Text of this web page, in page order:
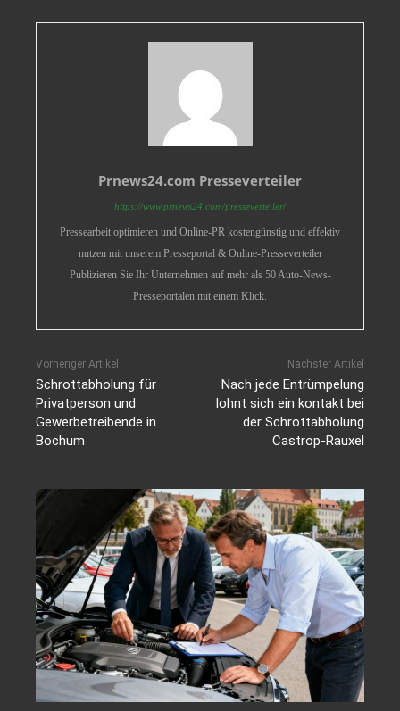
Prnews24.com Presseverteiler
https://www.prnews24.com/presseverteiler/
Pressearbeit optimieren und Online-PR kostengünstig und effektiv
nutzen mit unserem Presseportal & Online-Presseverteiler
Publizieren Sie Ihr Unternehmen auf mehr als 50 Auto-News-
Presseportalen mit einem Klick.
Vorheriger Artikel
Schrottabholung für
Privatperson und
Gewerbetreibende in
Bochum
Nächster Artikel
Nach jede Entrümpelung
lohnt sich ein kontakt bei
der Schrottabholung
Castrop-Rauxel